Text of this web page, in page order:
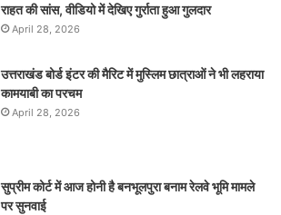
राहत की सांस, वीडियो में देखिए गुर्राता हुआ गुलदार
April 28, 2026
उत्तराखंड बोर्ड इंटर की मैरिट में मुस्लिम छात्राओं ने भी लहराया
कामयाबी का परचम
April 28, 2026
सुप्रीम कोर्ट में आज होनी है बनभूलपुरा बनाम रेलवे भूमि मामले
पर सुनवाई